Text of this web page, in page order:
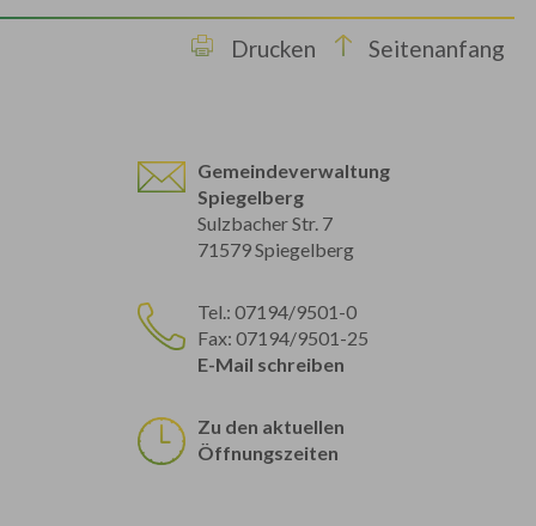
Drucken Seitenanfang
Gemeindeverwaltung
Spiegelberg
Sulzbacher Str. 7
71579 Spiegelberg
Tel.: 07194/9501-0
Fax: 07194/9501-25
E-Mail schreiben
Zu den aktuellen
Öffnungszeiten